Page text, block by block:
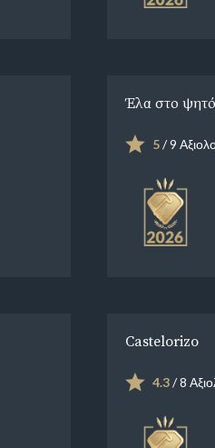
Έλα στο ψητό
5/ 9
Castelorizo
4.3/ 8